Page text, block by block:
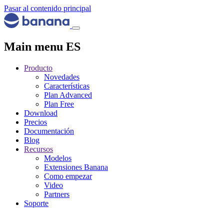
Pasar al contenido principal
Main menu ES
Producto
Novedades
Características
Plan Advanced
Plan Free
Download
Precios
Documentación
Blog
Recursos
Modelos
Extensiones Banana
Como empezar
Video
Partners
Soporte